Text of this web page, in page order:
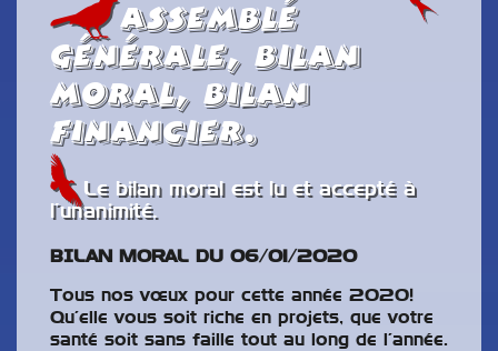
Assemblé
générale, Bilan
moral, Bilan
Financier.
Le bilan moral est lu et accepté à
l’unanimité.
BILAN MORAL DU 06/01/2020
Tous nos vœux pour cette année 2020!
Qu’elle vous soit riche en projets, que votre
santé soit sans faille tout au long de l’année.